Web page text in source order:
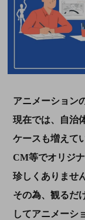
アニメーション
現在では、自治
ケースも増えて
CM等でオリジ
珍しくありません
その為、観るだ
してアニメーシ